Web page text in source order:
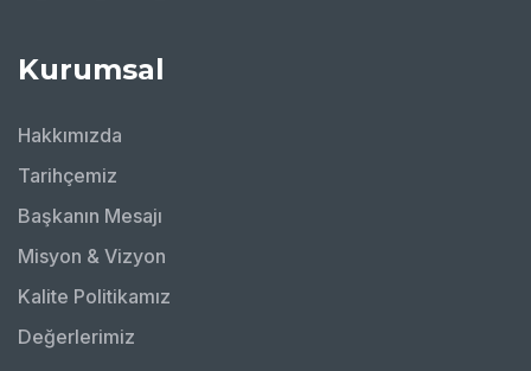
Kurumsal
Hakkımızda
Tarihçemiz
Başkanın Mesajı
Misyon & Vizyon
Kalite Politikamız
Değerlerimiz